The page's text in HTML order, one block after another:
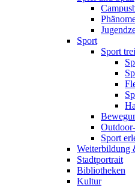
Sport
Sport
Sport
Weiterbildung
Stadtportrait
Bibliotheken
Kultur